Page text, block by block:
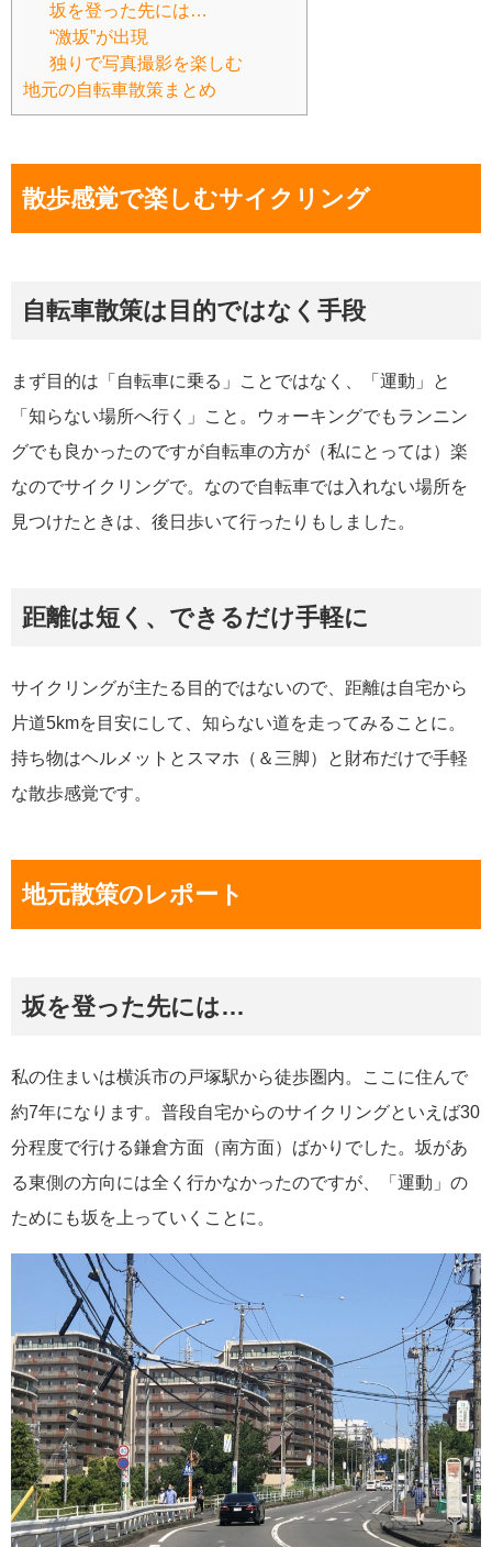
坂を登った先には…
“激坂”が出現
独りで写真撮影を楽しむ
地元の自転車散策まとめ
散歩感覚で楽しむサイクリング
自転車散策は目的ではなく手段
まず目的は「自転車に乗る」ことではなく、「運動」と
「知らない場所へ行く」こと。ウォーキングでもランニン
グでも良かったのですが自転車の方が（私にとっては）楽
なのでサイクリングで。なので自転車では入れない場所を
見つけたときは、後日歩いて行ったりもしました。
距離は短く、できるだけ手軽に
サイクリングが主たる目的ではないので、距離は自宅から
片道5kmを目安にして、知らない道を走ってみることに。
持ち物はヘルメットとスマホ（＆三脚）と財布だけで手軽
な散歩感覚です。
地元散策のレポート
坂を登った先には…
私の住まいは横浜市の戸塚駅から徒歩圏内。ここに住んで
約7年になります。普段自宅からのサイクリングといえば30
分程度で行ける鎌倉方面（南方面）ばかりでした。坂があ
る東側の方向には全く行かなかったのですが、「運動」の
ためにも坂を上っていくことに。